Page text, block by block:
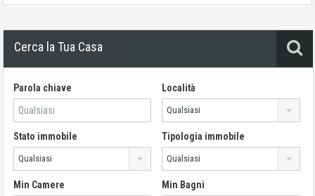
Cerca la Tua Casa
Parola chiave Località
Qualsiasi
Stato immobile
Qualsiasi
Tipologia immobile
Qualsiasi
Min Camere Min Bagni